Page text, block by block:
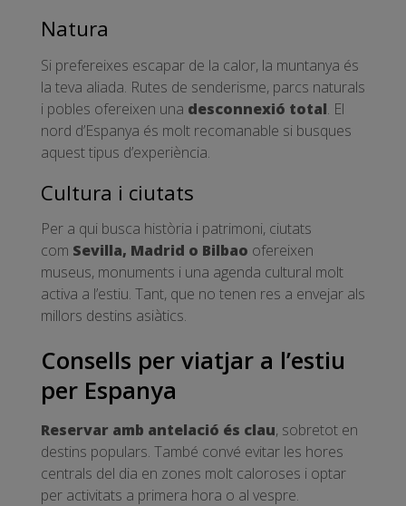
Natura
Si prefereixes escapar de la calor, la muntanya és
la teva aliada. Rutes de senderisme, parcs naturals
i pobles ofereixen una desconnexió total. El
nord d’Espanya és molt recomanable si busques
aquest tipus d’experiència.
Cultura i ciutats
Per a qui busca història i patrimoni, ciutats
com Sevilla, Madrid o Bilbao ofereixen
museus, monuments i una agenda cultural molt
activa a l’estiu. Tant, que no tenen res a envejar als
millors destins asiàtics.
Consells per viatjar a l’estiu
per Espanya
Reservar amb antelació és clau, sobretot en
destins populars. També convé evitar les hores
centrals del dia en zones molt caloroses i optar
per activitats a primera hora o al vespre.